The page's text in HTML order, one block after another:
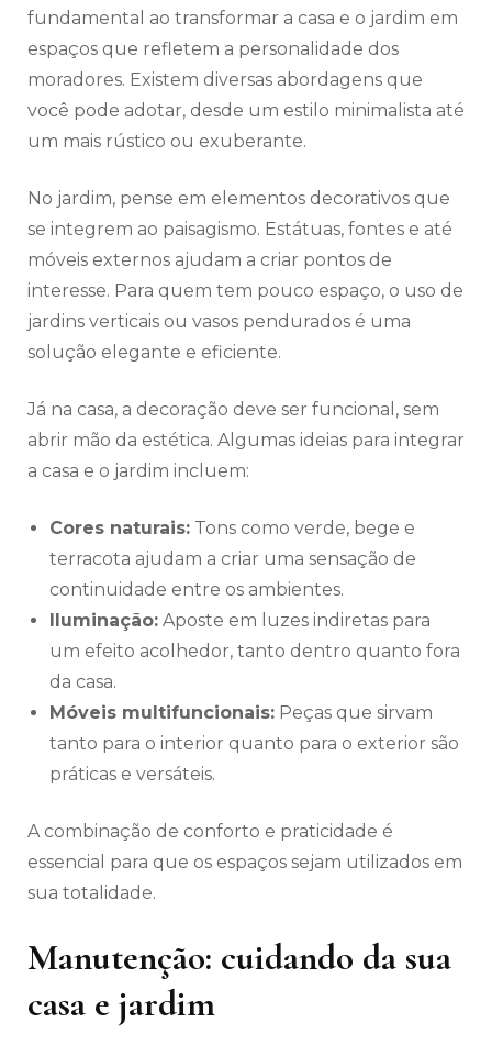
fundamental ao transformar a casa e o jardim em
espaços que refletem a personalidade dos
moradores. Existem diversas abordagens que
você pode adotar, desde um estilo minimalista até
um mais rústico ou exuberante.
No jardim, pense em elementos decorativos que
se integrem ao paisagismo. Estátuas, fontes e até
móveis externos ajudam a criar pontos de
interesse. Para quem tem pouco espaço, o uso de
jardins verticais ou vasos pendurados é uma
solução elegante e eficiente.
Já na casa, a decoração deve ser funcional, sem
abrir mão da estética. Algumas ideias para integrar
a casa e o jardim incluem:
Cores naturais: Tons como verde, bege e
terracota ajudam a criar uma sensação de
continuidade entre os ambientes.
Iluminação: Aposte em luzes indiretas para
um efeito acolhedor, tanto dentro quanto fora
da casa.
Móveis multifuncionais: Peças que sirvam
tanto para o interior quanto para o exterior são
práticas e versáteis.
A combinação de conforto e praticidade é
essencial para que os espaços sejam utilizados em
sua totalidade.
Manutenção: cuidando da sua
casa e jardim